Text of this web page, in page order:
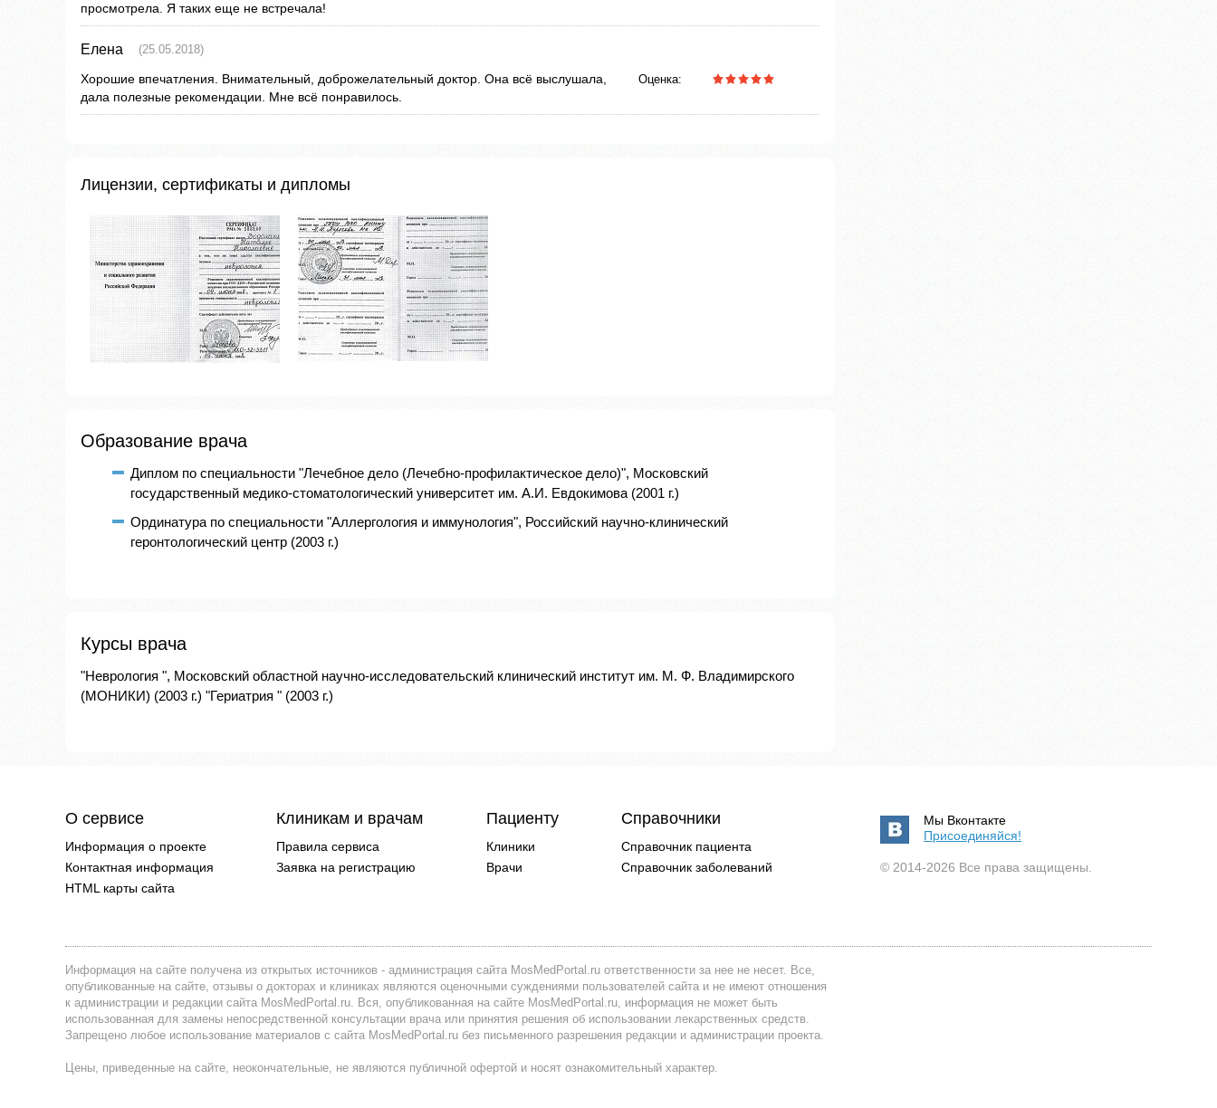
просмотрела. Я таких еще не встречала!
Елена (25.05.2018)
Хорошие впечатления. Внимательный, доброжелательный доктор. Она всё выслушала,
дала полезные рекомендации. Мне всё понравилось.
Оценка:
Лицензии, сертификаты и дипломы
Образование врача
Диплом по специальности "Лечебное дело (Лечебно-профилактическое дело)", Московский
государственный медико-стоматологический университет им. А.И. Евдокимова (2001 г.)
Ординатура по специальности "Аллергология и иммунология", Российский научно-клинический
геронтологический центр (2003 г.)
Курсы врача
"Неврология ", Московский областной научно-исследовательский клинический институт им. М. Ф. Владимирского
(МОНИКИ) (2003 г.) "Гериатрия " (2003 г.)
О сервисе
Информация о проекте
Контактная информация
HTML карты сайта
Клиникам и врачам
Правила сервиса
Заявка на регистрацию
Пациенту
Клиники
Врачи
Справочники
Справочник пациента
Справочник заболеваний
Мы Вконтакте
Присоединяйся!
© 2014-2026 Все права защищены.
Информация на сайте получена из открытых источников - администрация сайта MosMedPortal.ru ответственности за нее не несет. Все,
опубликованные на сайте, отзывы о докторах и клиниках являются оценочными суждениями пользователей сайта и не имеют отношения
к администрации и редакции сайта MosMedPortal.ru. Вся, опубликованная на сайте MosMedPortal.ru, информация не может быть
использованная для замены непосредственной консультации врача или принятия решения об использовании лекарственных средств.
Запрещено любое использование материалов с сайта MosMedPortal.ru без письменного разрешения редакции и администрации проекта.
Цены, приведенные на сайте, неокончательные, не являются публичной офертой и носят ознакомительный характер.